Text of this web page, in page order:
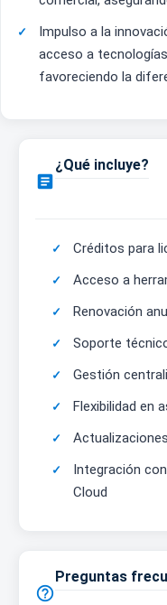
Impulso a la
acceso a
favoreciendo la

¿Qué incluye?
Créditos para
Acceso a
Renovación
Soporte
Gestión
Flexibilidad en
Integración
Cloud

Preguntas